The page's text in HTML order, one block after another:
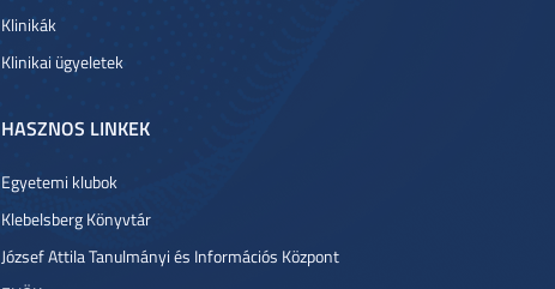
Klinikák
Klinikai ügyeletek
HASZNOS LINKEK
Egyetemi klubok
Klebelsberg Könyvtár
József Attila Tanulmányi és Információs Központ